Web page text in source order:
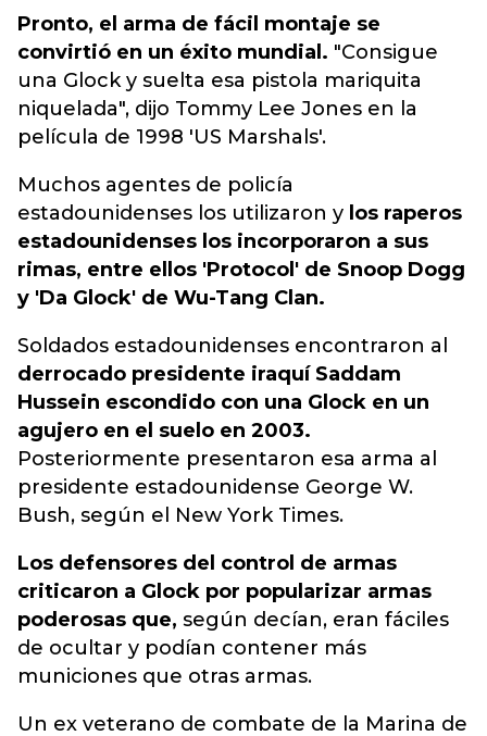
Pronto, el arma de fácil montaje se
convirtió en un éxito mundial. "Consigue
una Glock y suelta esa pistola mariquita
niquelada", dijo Tommy Lee Jones en la
película de 1998 'US Marshals'.
Muchos agentes de policía
estadounidenses los utilizaron y los raperos
estadounidenses los incorporaron a sus
rimas, entre ellos 'Protocol' de Snoop Dogg
y 'Da Glock' de Wu-Tang Clan.
Soldados estadounidenses encontraron al
derrocado presidente iraquí Saddam
Hussein escondido con una Glock en un
agujero en el suelo en 2003.
Posteriormente presentaron esa arma al
presidente estadounidense George W.
Bush, según el New York Times.
Los defensores del control de armas
criticaron a Glock por popularizar armas
poderosas que, según decían, eran fáciles
de ocultar y podían contener más
municiones que otras armas.
Un ex veterano de combate de la Marina de